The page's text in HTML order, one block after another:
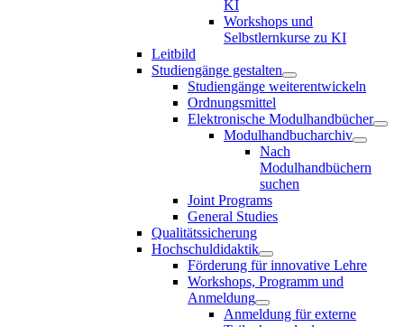
KI
Workshops und
Selbstlernkurse zu KI
Leitbild
Studiengänge gestalten
Studiengänge weiterentwickeln
Ordnungsmittel
Elektronische Modulhandbücher
Modulhandbucharchiv
Nach
Modulhandbüchern
suchen
Joint Programs
General Studies
Qualitätssicherung
Hochschuldidaktik
Förderung für innovative Lehre
Workshops, Programm und
Anmeldung
Anmeldung für externe